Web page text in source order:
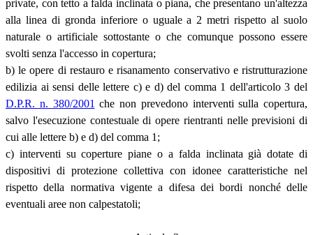
private, con tetto a falda inclinata o piana, che presentano un'altezza
alla linea di gronda inferiore o uguale a 2 metri rispetto al suolo
naturale o artificiale sottostante o che comunque possono essere
svolti senza l'accesso in copertura;
b) le opere di restauro e risanamento conservativo e ristrutturazione
edilizia ai sensi delle lettere c) e d) del comma 1 dell'articolo 3 del
D.P.R. n. 380/2001 che non prevedono interventi sulla copertura,
salvo l'esecuzione contestuale di opere rientranti nelle previsioni di
cui alle lettere b) e d) del comma 1;
c) interventi su coperture piane o a falda inclinata già dotate di
dispositivi di protezione collettiva con idonee caratteristiche nel
rispetto della normativa vigente a difesa dei bordi nonché delle
eventuali aree non calpestatoli;